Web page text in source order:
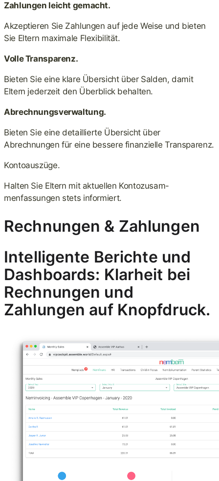
Zahlungen leicht gemacht.
Akzeptieren Sie Zahlungen auf jede Weise und bieten
Sie Eltern maximale Flexibilität.
Volle Transparenz.
Bieten Sie eine klare Übersicht über Salden, damit
Eltern jederzeit den Überblick behalten.
Abrechnungsverwaltung.
Bieten Sie eine detaillierte Übersicht über
Abrechnungen für eine bessere finanzielle Transparenz.
Kontoauszüge.
Halten Sie Eltern mit aktuellen Kontozusam-
menfassungen stets informiert.
Rechnungen & Zahlungen
Intelligente Berichte und
Dashboards: Klarheit bei
Rechnungen und
Zahlungen auf Knopfdruck.